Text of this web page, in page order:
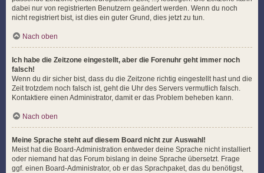
dabei nur von registrierten Benutzern geändert werden. Wenn du noch
nicht registriert bist, ist dies ein guter Grund, dies jetzt zu tun.
Nach oben
Ich habe die Zeitzone eingestellt, aber die Forenuhr geht immer noch
falsch!
Wenn du dir sicher bist, dass du die Zeitzone richtig eingestellt hast und die
Zeit trotzdem noch falsch ist, geht die Uhr des Servers vermutlich falsch.
Kontaktiere einen Administrator, damit er das Problem beheben kann.
Nach oben
Meine Sprache steht auf diesem Board nicht zur Auswahl!
Meist hat die Board-Administration entweder deine Sprache nicht installiert
oder niemand hat das Forum bislang in deine Sprache übersetzt. Frage
ggf. einen Board-Administrator, ob er das Sprachpaket, das du benötigst,